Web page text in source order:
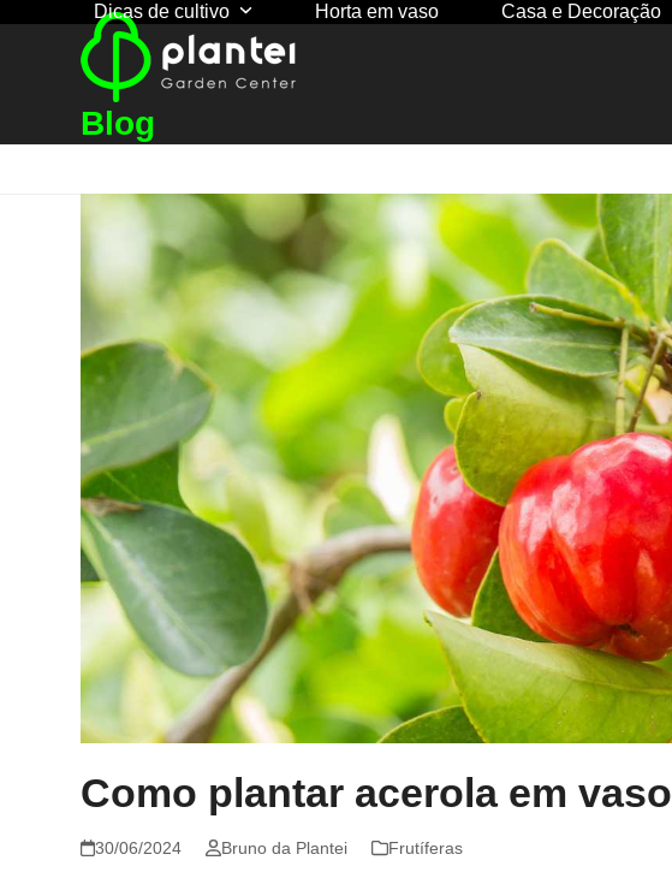
Dicas de cultivo Horta em vaso Casa e Decoração
Blog
Como plantar acerola em vaso
30/06/2024 Bruno da Plantei Frutíferas